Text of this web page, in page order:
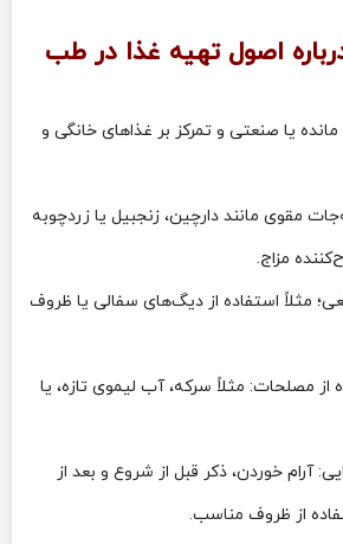
اصول تهیه غذا در طب
مانده یا صنعتی و تمرکز بر غذاهای خانگی و
مقوی مانند دارچین، زنجبیل یا زردچوبه
مزاج.
مثلاً استفاده از دیگ‌های سفالی یا ظروف
از مصلحات: مثلاً سرکه، آب لیموی تازه، یا
آرام خوردن، ذکر قبل از شروع و بعد از
از ظروف مناسب.